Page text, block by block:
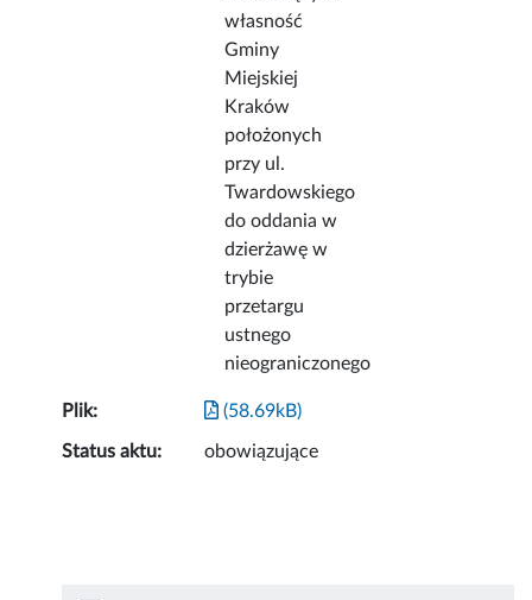
własność
Gminy
Miejskiej
Kraków
położonych
przy ul.
Twardowskiego
do oddania w
dzierżawę w
trybie
przetargu
ustnego
nieograniczonego
Plik: (58.69kB)
Status aktu: obowiązujące